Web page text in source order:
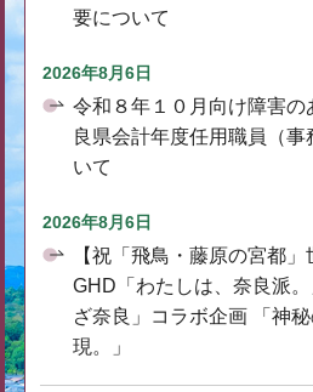
要について
2026年8月6日
令和８年１０月向け障害の
良県会計年度任用職員（
いて
2026年8月6日
【祝「飛鳥・藤原の宮都
GHD「わたしは、奈良派
ざ奈良」コラボ企画 「神
現。」